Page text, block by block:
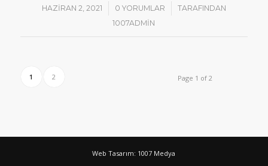
HAZIRAN 2, 2021
/ 0 YORUMLAR
/
TARAFINDAN
1007ADMIN
Page 1 of 2
1 2
Web Tasarım: 1007 Medya